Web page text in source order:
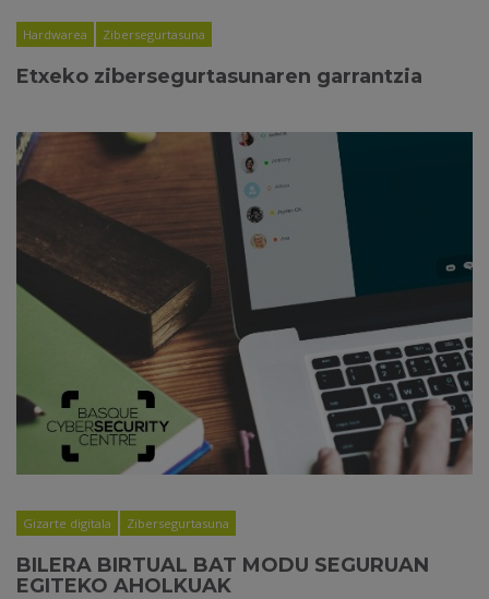
Hardwarea Zibersegurtasuna
Etxeko zibersegurtasunaren garrantzia
Gizarte digitala Zibersegurtasuna
BILERA BIRTUAL BAT MODU SEGURUAN
EGITEKO AHOLKUAK